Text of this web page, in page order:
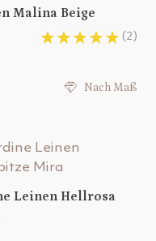
Malina Beige
(2)
Nach Maß
Leinen Hellrosa